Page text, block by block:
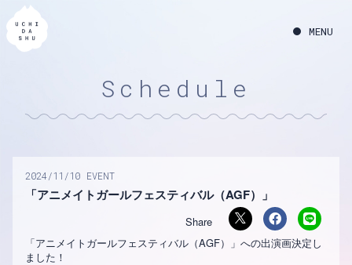
Schedule
2024 11 10 EVENT
「アニメイトガールフェスティバル（AGF）」
「アニメイトガールフェスティバル（AGF）」への出演画決定し
ました！